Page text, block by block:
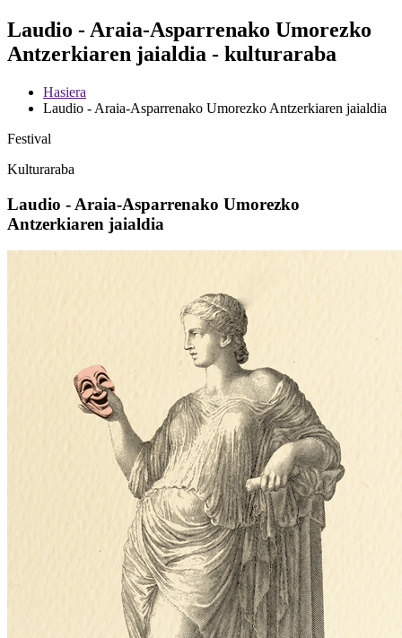
Laudio - Araia-Asparrenako Umorezko
Antzerkiaren jaialdia - kulturaraba
Hasiera
Laudio - Araia-Asparrenako Umorezko Antzerkiaren jaialdia
Festival
Kulturaraba
Laudio - Araia-Asparrenako Umorezko
Antzerkiaren jaialdia